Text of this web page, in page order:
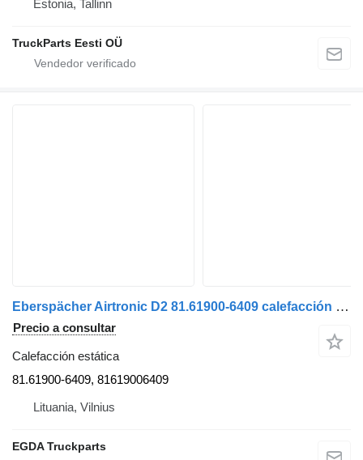
Estonia, Tallinn
TruckParts Eesti OÜ
Eberspächer Airtronic D2 81.61900-6409 calefacción estática para MAN cabeza tractora
Precio a consultar
Calefacción estática
81.61900-6409, 81619006409
Lituania, Vilnius
EGDA Truckparts